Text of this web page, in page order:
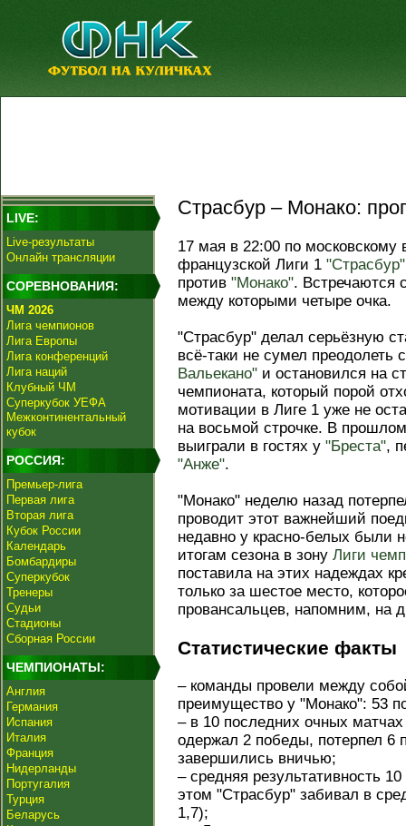
LIVE:
Live-результаты
Онлайн трансляции
СОРЕВНОВАНИЯ:
ЧМ 2026
Лига чемпионов
Лига Европы
Лига конференций
Лига наций
Клубный ЧМ
Суперкубок УЕФА
Межконтинентальный
кубок
РОССИЯ:
Премьер-лига
Первая лига
Вторая лига
Кубок России
Календарь
Бомбардиры
Суперкубок
Тренеры
Судьи
Стадионы
Сборная России
ЧЕМПИОНАТЫ:
Англия
Германия
Испания
Италия
Франция
Нидерланды
Португалия
Турция
Беларусь
Страсбур – Монако:
17 мая в 22:00 по московскому
французской Лиги 1 "Страсбур"
против "Монако". Встречаются
между которыми четыре очка.
"Страсбур" делал серьёзную
всё-таки не сумел преодолеть
Вальекано" и остановился на
чемпионата, который порой
мотивации в Лиге 1 уже не
на восьмой строчке. В
выиграли в гостях у "Бреста",
"Анже".
"Монако" неделю назад
проводит этот важнейший
недавно у красно-белых были
итогам сезона в зону Лиги
поставила на этих надеждах
только за шестое место,
провансальцев, напомним, на
Статистические факты
– команды провели между
преимущество у "Монако": 53
– в 10 последних очных
одержал 2 победы, потерпел 6
завершились вничью;
– средняя результативность
этом "Страсбур" забивал в
1,7);